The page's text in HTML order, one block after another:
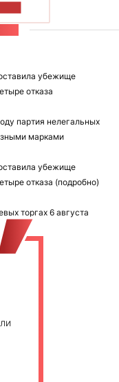
убежище
отказа
партия нелегальных
марками
убежище
отказа (подробно)
торгах 6 августа